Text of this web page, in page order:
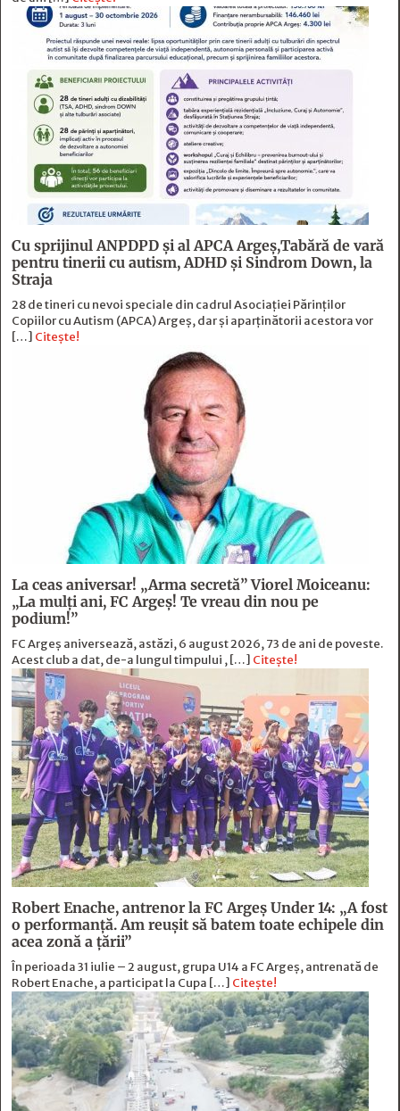
Cu sprijinul ANPDPD și al APCA Argeș,Tabără de vară
pentru tinerii cu autism, ADHD și Sindrom Down, la
Straja
28 de tineri cu nevoi speciale din cadrul Asociației Părinților
Copiilor cu Autism (APCA) Argeș, dar și aparținătorii acestora vor
[…] Citește!
La ceas aniversar! „Arma secretă” Viorel Moiceanu:
„La mulți ani, FC Argeș! Te vreau din nou pe
podium!”
FC Argeș aniversează, astăzi, 6 august 2026, 73 de ani de poveste.
Acest club a dat, de-a lungul timpului , […] Citește!
Robert Enache, antrenor la FC Argeş Under 14: „A fost
o performanţă. Am reuşit să batem toate echipele din
acea zonă a ţării”
În perioada 31 iulie – 2 august, grupa U14 a FC Argeș, antrenată de
Robert Enache, a participat la Cupa […] Citește!